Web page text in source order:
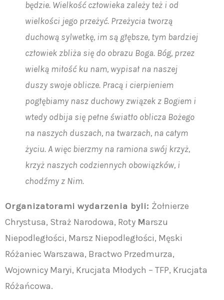
będzie. Wielkość człowieka zależy też i od
wielkości jego przeżyć. Przeżycia tworzą
duchową sylwetkę, im są głębsze, tym bardziej
człowiek zbliża się do obrazu Boga. Bóg, przez
wielką miłość ku nam, wypisał na naszej
duszy swoje oblicze. Pracą i cierpieniem
pogłębiamy nasz duchowy związek z Bogiem i
wtedy odbija się pełne światło oblicza Bożego
na naszych duszach, na twarzach, na całym
życiu. A więc bierzmy na ramiona swój krzyż,
krzyż naszych codziennych obowiązków, i
chodźmy z Nim.
Organizatorami wydarzenia byli: Żołnierze
Chrystusa, Straż Narodowa, Roty Marszu
Niepodległości, Marsz Niepodległości, Męski
Różaniec Warszawa, Bractwo Przedmurza,
Wojownicy Maryi, Krucjata Młodych – TFP, Krucjata
Różańcowa.